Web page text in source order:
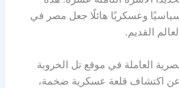
وعسكريًا هائلًا جعل مصر في
القديم.
العاملة في موقع تل الخروبة
عن اكتشاف قلعة عسكرية ضخمة،